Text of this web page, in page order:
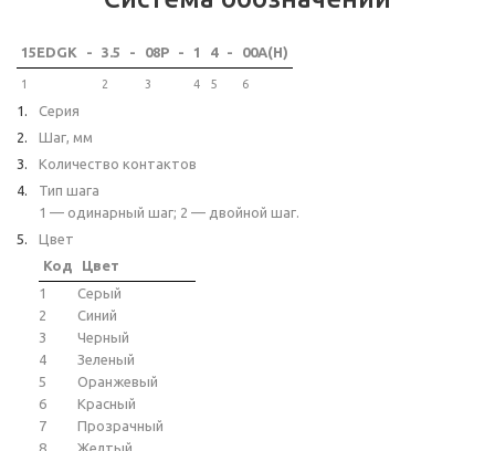
15EDGK - 3.5 - 08P - 1 4 - 00A(H)
1 2 3 4 5 6
Серия
Шаг, мм
Количество контактов
Тип шага
1 — одинарный шаг; 2 — двойной шаг.
Цвет
Код
Цвет
1
Серый
2
Синий
3
Черный
4
Зеленый
5
Оранжевый
6
Красный
7
Прозрачный